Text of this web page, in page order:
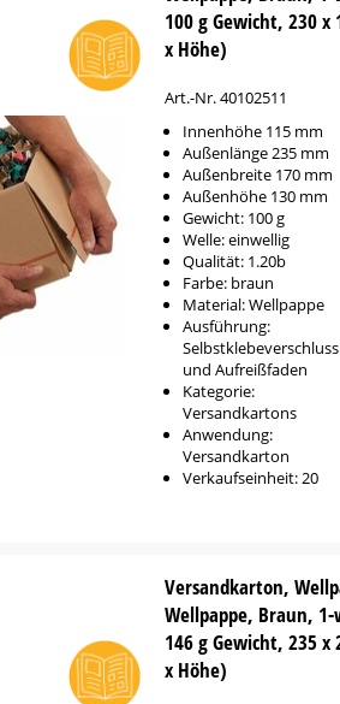
100 g Gewicht, 230
x Höhe)
Art.-Nr. 40102511
Innenhöhe 115 mm
Außenlänge 235 mm
Außenbreite 170 mm
Außenhöhe 130 mm
Gewicht: 100 g
Welle: einwellig
Qualität: 1.20b
Farbe: braun
Material: Wellpappe
Ausführung:
Selbstklebeverschluss
und Aufreißfaden
Kategorie:
Versandkartons
Anwendung:
Versandkarton
Verkaufseinheit: 20
Versandkarton,
Wellpappe, Braun,
146 g Gewicht, 235
x Höhe)